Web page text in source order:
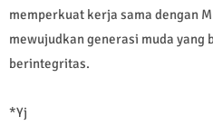
memperkuat kerja sama dengan
mewujudkan generasi muda
berintegritas.
*Yj